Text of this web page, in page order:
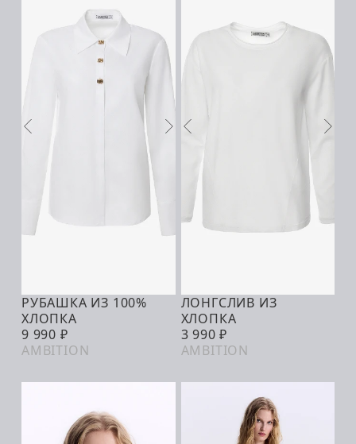
ТОЛЬКО В
МАГАЗИНАХ
РУБАШКА ИЗ 100%
ХЛОПКА
9 990 ₽
AMBITION
В КОРЗИНУ
ЛОНГСЛИВ ИЗ
ХЛОПКА
3 990 ₽
AMBITION